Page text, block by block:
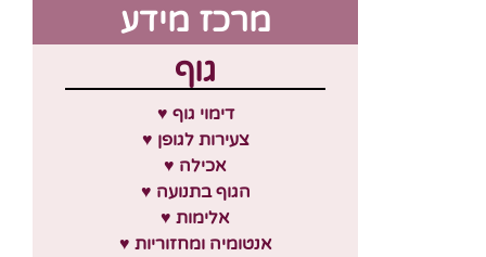
מרכז מידע
גוף
♥ דימוי גוף
♥ צעירות לגופן
♥ אכילה
♥ הגוף בתנועה
♥ אלימות
♥ אנטומיה ומחזוריות